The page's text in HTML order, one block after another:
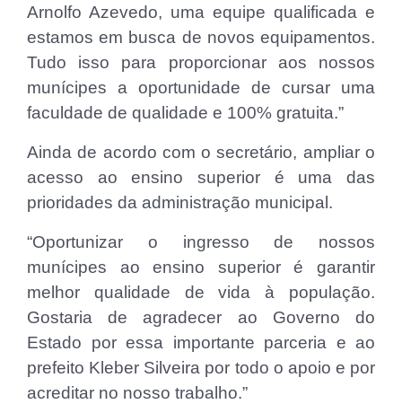
Arnolfo Azevedo, uma equipe qualificada e
estamos em busca de novos equipamentos.
Tudo isso para proporcionar aos nossos
munícipes a oportunidade de cursar uma
faculdade de qualidade e 100% gratuita.”
Ainda de acordo com o secretário, ampliar o
acesso ao ensino superior é uma das
prioridades da administração municipal.
“Oportunizar o ingresso de nossos
munícipes ao ensino superior é garantir
melhor qualidade de vida à população.
Gostaria de agradecer ao Governo do
Estado por essa importante parceria e ao
prefeito Kleber Silveira por todo o apoio e por
acreditar no nosso trabalho.”